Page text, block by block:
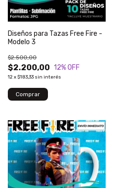
Diseños para Tazas Free Fire -
Modelo 3
$2.200,00
$2.500,00
12% OFF
12x $183,33 sin interés